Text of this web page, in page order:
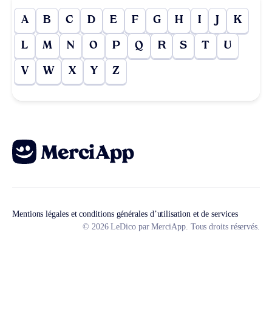
A B C D E F G H I J K
L M N O P Q R S T U
V W X Y Z
Mentions légales et conditions générales d’utilisation et de services
© 2026 LeDico par MerciApp. Tous droits réservés.